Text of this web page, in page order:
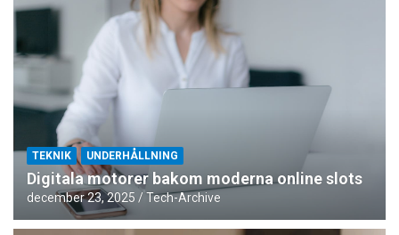
TEKNIK UNDERHÅLLNING
Digitala motorer bakom moderna online slots
december 23, 2025 Tech-Archive